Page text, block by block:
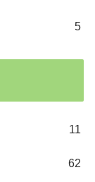
5
11
62